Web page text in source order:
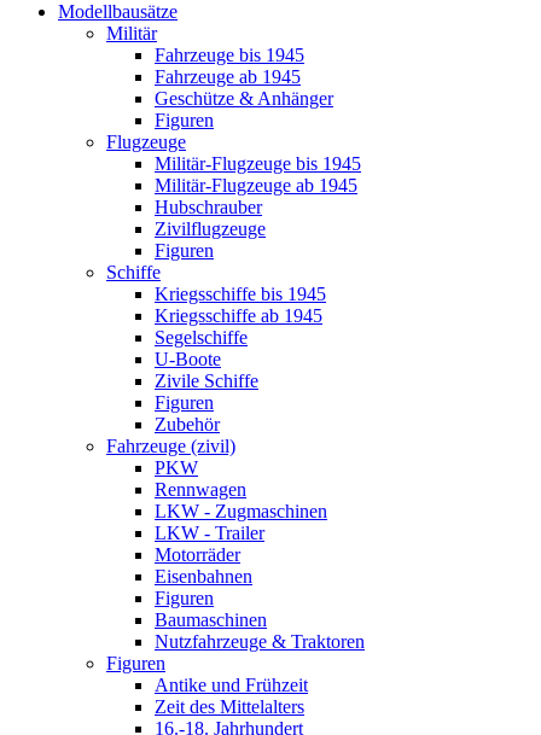
Modellbausätze
Militär
Fahrzeuge bis 1945
Fahrzeuge ab 1945
Geschütze & Anhänger
Figuren
Flugzeuge
Militär-Flugzeuge bis 1945
Militär-Flugzeuge ab 1945
Hubschrauber
Zivilflugzeuge
Figuren
Schiffe
Kriegsschiffe bis 1945
Kriegsschiffe ab 1945
Segelschiffe
U-Boote
Zivile Schiffe
Figuren
Zubehör
Fahrzeuge (zivil)
PKW
Rennwagen
LKW - Zugmaschinen
LKW - Trailer
Motorräder
Eisenbahnen
Figuren
Baumaschinen
Nutzfahrzeuge & Traktoren
Figuren
Antike und Frühzeit
Zeit des Mittelalters
16.-18. Jahrhundert